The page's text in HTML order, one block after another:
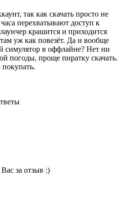
так как скачать просто не
перехватывают доступ к
крашится и приходится
уж как повезёт. Да и вообще
симулятор в оффлайне? Нет ни
погоды, проще пиратку скачать.
за отзыв :)